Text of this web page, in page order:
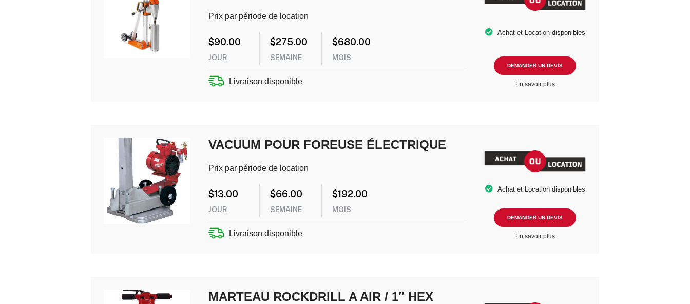
Prix par période de location
$90.00
JOUR
$275.00
SEMAINE
$680.00
MOIS
Livraison disponible
Achat et Location disponibles
DEMANDER UN DEVIS
En savoir plus
VACUUM POUR FOREUSE ÉLECTRIQUE
Prix par période de location
$13.00
JOUR
$66.00
SEMAINE
$192.00
MOIS
Livraison disponible
Achat et Location disponibles
DEMANDER UN DEVIS
En savoir plus
MARTEAU ROCKDRILL A AIR / 1″ HEX